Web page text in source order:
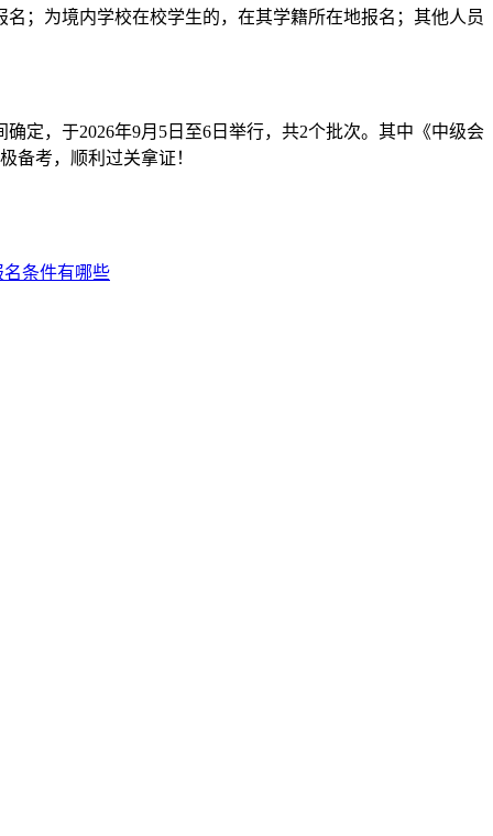
；为境内学校在校学生的，在其学籍所在地报名；其他人员
定，于2026年9月5日至6日举行，共2个批次。其中《中级会
备考，顺利过关拿证！
名条件有哪些